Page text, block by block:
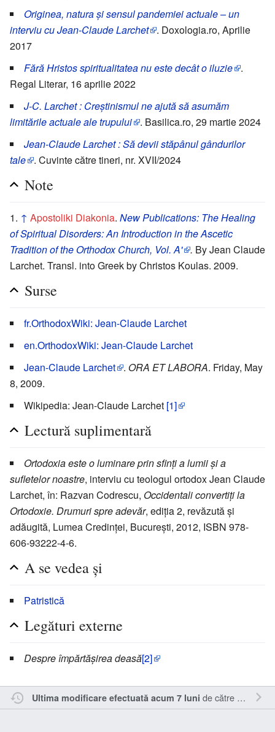
Originea, natura și sensul pandemiei actuale – un
interviu cu Jean-Claude Larchet
. Doxologia.ro, Aprilie
2017
Fără Hristos spiritualitatea nu este decât o iluzie
.
Regal Literar, 16 aprilie 2022
J-C. Larchet : Creștinismul ne ajută să asumăm
limitările actuale ale trupului
. Basilica.ro, 29 martie 2024
Jean-Claude Larchet : Să devii stăpânul gândurilor
tale
. Cuvinte către tineri, nr. XVII/2024
Note
↑ Apostoliki Diakonia. New Publications: The Healing
of Spiritual Disorders: An Introduction in the Ascetic
Tradition of the Orthodox Church, Vol. A' . By Jean Claude
Larchet. Transl. into Greek by Christos Koulas. 2009.
Surse
fr.OrthodoxWiki: Jean-Claude Larchet
en.OrthodoxWiki: Jean-Claude Larchet
Jean-Claude Larchet
. ORA ET LABORA. Friday, May
8, 2009.
Wikipedia: Jean-Claude Larchet [1]
Lectură suplimentară
Ortodoxia este o luminare prin sfinți a lumii și a
sufletelor noastre, interviu cu teologul ortodox Jean Claude
Larchet, în: Razvan Codrescu, Occidentali convertiți la
Ortodoxie. Drumuri spre adevăr, ediția 2, revăzută și
adăugită, Lumea Credinței, București, 2012, ISBN 978-
606-93222-4-6.
A se vedea și
Patristică
Legături externe
Despre împărtășirea deasă[2]
Ultima modificare efectuată acum 7 luni de către Paisius